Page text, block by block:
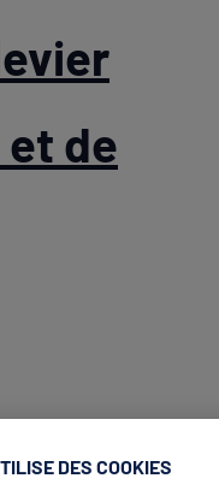
et de
DES COOKIES